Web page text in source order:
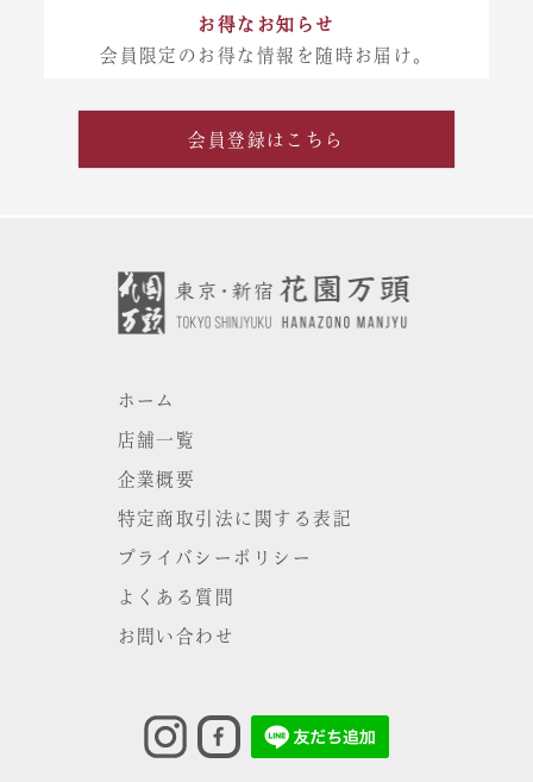
お得なお知らせ
会員限定のお得な情報を随時お届け。
会員登録はこちら
ホーム
店舗一覧
企業概要
特定商取引法に関する表記
プライバシーポリシー
よくある質問
お問い合わせ